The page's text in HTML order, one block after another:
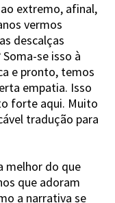
extremo, afinal,
vermos
descalças
se isso à
e pronto, temos
empatia. Isso
forte aqui. Muito
tradução para
melhor do que
que adoram
a narrativa se